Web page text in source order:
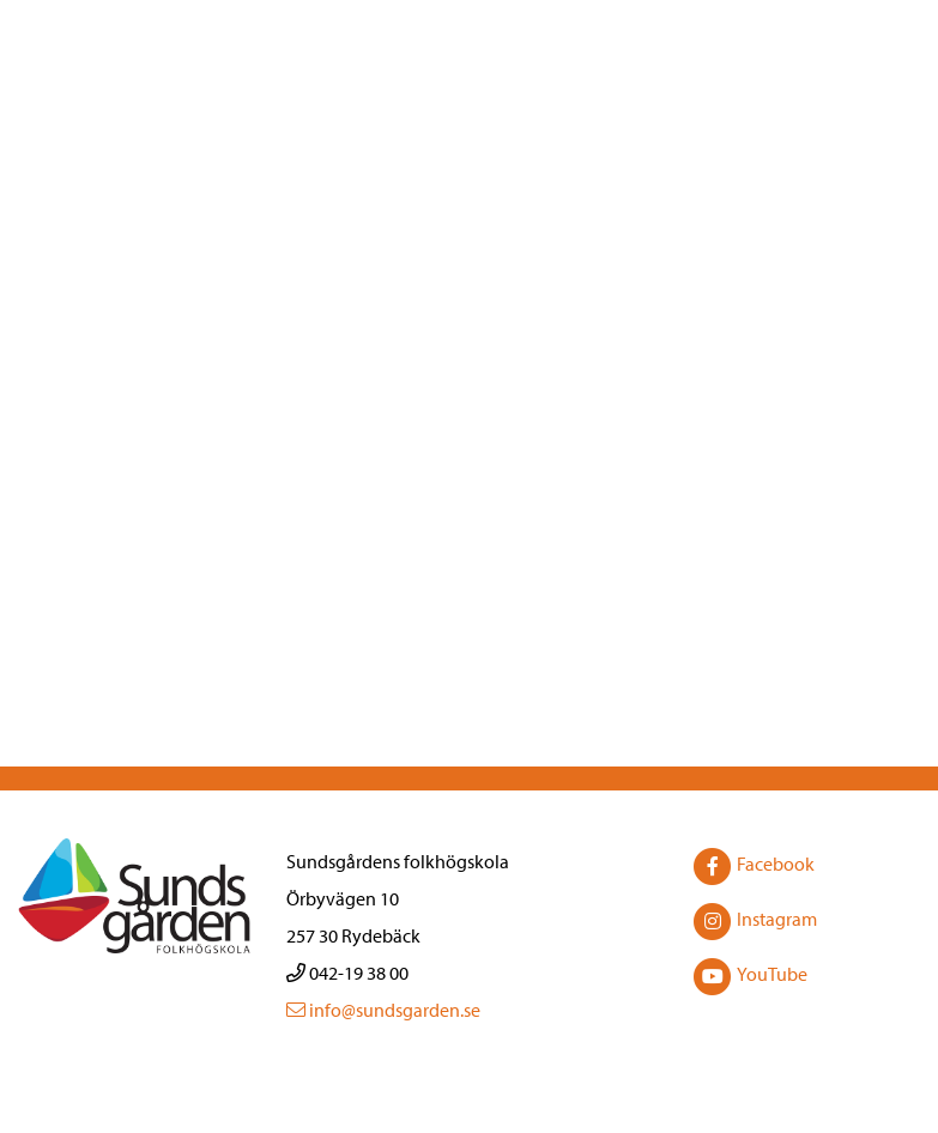
Sundsgårdens folkhögskola
Örbyvägen 10
257 30 Rydebäck
042-19 38 00
info@sundsgarden.se
Facebook
Instagram
YouTube